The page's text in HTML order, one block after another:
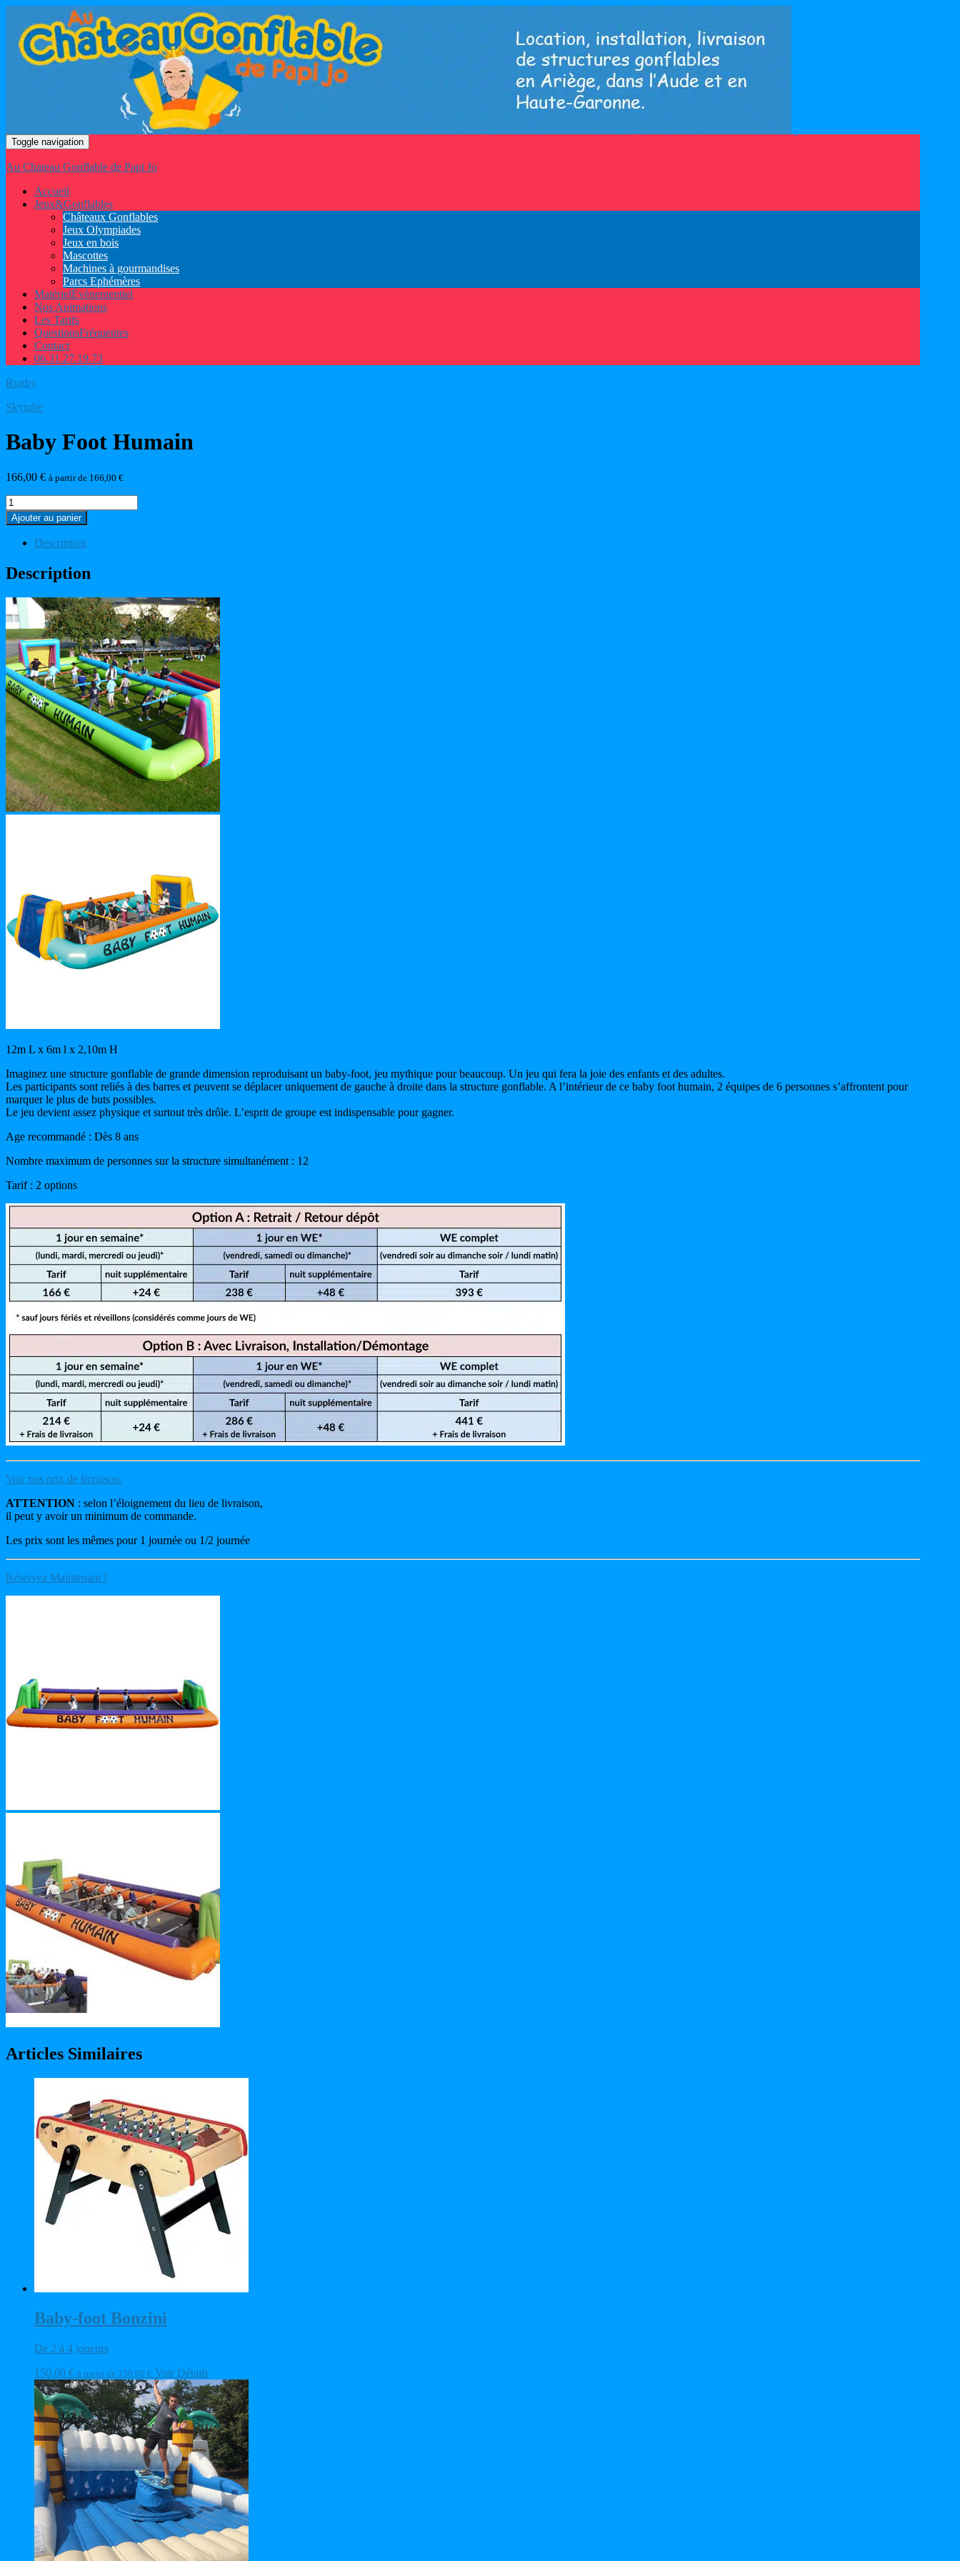
Toggle navigation
Au Chateau Gonflable de Papi Jo
Accueil
Jeux&Gonflables
Châteaux Gonflables
Jeux Olympiades
Jeux en bois
Mascottes
Machines à gourmandises
Parcs Ephémères
MatérielÉvènementiel
Nos Animations
Les Tarifs
QuestionsFréquentes
Contact
06.31.27.19.73
Rugby
Skytube
Baby Foot Humain
166,00 € à partir de 166,00 €
quantité
de
Baby
Foot
Humain
Ajouter au panier
Description
Description
12m L x 6m l x 2,10m H
Imaginez une structure gonflable de grande dimension reproduisant un baby-foot, jeu mythique pour beaucoup. Un jeu qui fera la joie des enfants et des adultes.
Les participants sont reliés à des barres et peuvent se déplacer uniquement de gauche à droite dans la structure gonflable. A l’intérieur de ce baby foot humain, 2 équipes de 6 personnes s’affrontent pour
marquer le plus de buts possibles.
Le jeu devient assez physique et surtout très drôle. L’esprit de groupe est indispensable pour gagner.
Age recommandé : Dès 8 ans
Nombre maximum de personnes sur la structure simultanément : 12
Tarif : 2 options
Voir nos prix de livraison.
ATTENTION : selon l’éloignement du lieu de livraison,
il peut y avoir un minimum de commande.
Les prix sont les mêmes pour 1 journée ou 1/2 journée
Réservez Maintenant !
Articles Similaires
Baby-foot Bonzini
De 2 à 4 joueurs
150,00 € à partir de 150,00 € Voir Détails